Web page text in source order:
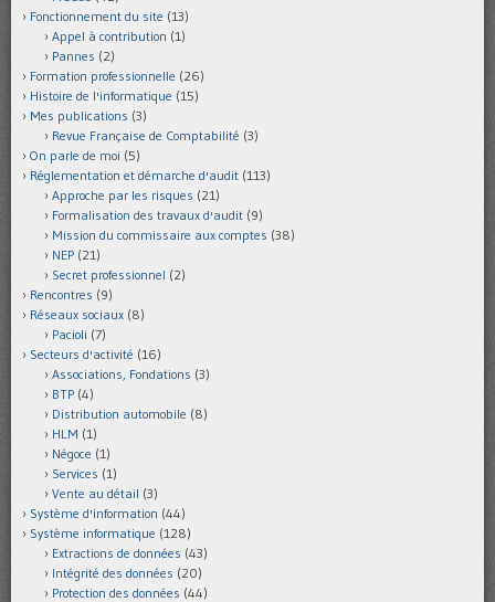
Fonctionnement du site (13)
Appel à contribution (1)
Pannes (2)
Formation professionnelle (26)
Histoire de l'informatique (15)
Mes publications (3)
Revue Française de Comptabilité (3)
On parle de moi (5)
Réglementation et démarche d'audit (113)
Approche par les risques (21)
Formalisation des travaux d'audit (9)
Mission du commissaire aux comptes (38)
NEP (21)
Secret professionnel (2)
Rencontres (9)
Réseaux sociaux (8)
Pacioli (7)
Secteurs d'activité (16)
Associations, Fondations (3)
BTP (4)
Distribution automobile (8)
HLM (1)
Négoce (1)
Services (1)
Vente au détail (3)
Système d'information (44)
Système informatique (128)
Extractions de données (43)
Intégrité des données (20)
Protection des données (44)